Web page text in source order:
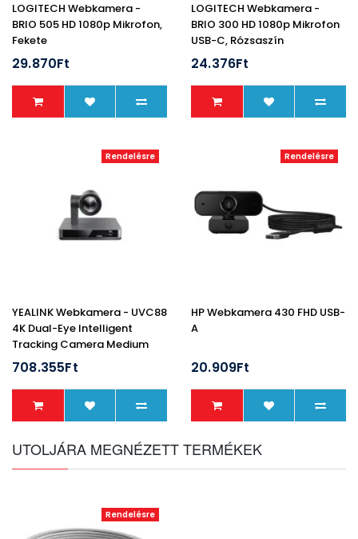
LOGITECH Webkamera -
BRIO 505 HD 1080p Mikrofon,
Fekete
29.870Ft
LOGITECH Webkamera -
BRIO 300 HD 1080p Mikrofon
USB-C, Rózsaszín
24.376Ft
Rendelésre
YEALINK Webkamera - UVC88
4K Dual-Eye Intelligent
Tracking Camera Medium
And Large Room
708.355Ft
Rendelésre
HP Webkamera 430 FHD USB-
A
20.909Ft
UTOLJÁRA MEGNÉZETT TERMÉKEK
Rendelésre